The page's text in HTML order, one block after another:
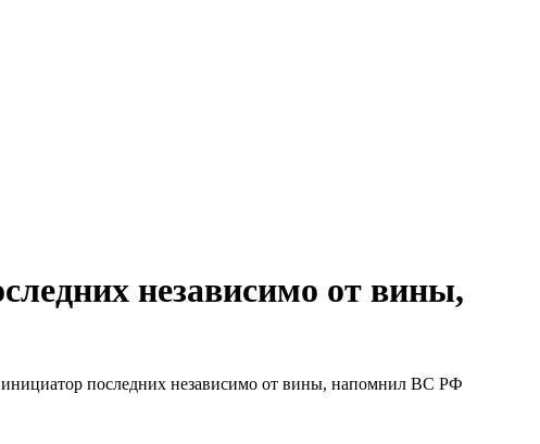
независимо от вины,
последних независимо от вины, напомнил ВС РФ